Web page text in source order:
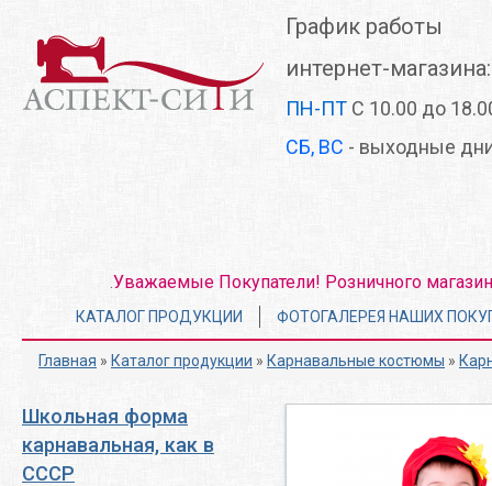
основному
содержанию
График работы
интернет-магазина:
ПН-ПТ С 10.00 до
СБ, ВС - выходные
Уважаемые Покупатели! Розничного
Главное
меню
КАТАЛОГ ПРОДУКЦИИ ФОТОГАЛЕРЕЯ НАШИХ
Главная » Каталог продукции » Карнавальные костюмы »
Школьная форма
карнавальная, как в
СССР